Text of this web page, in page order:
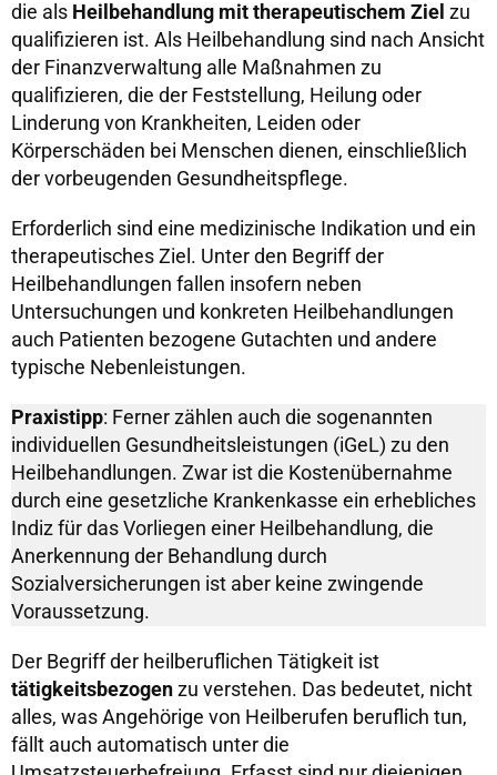
die als Heilbehandlung mit therapeutischem Ziel zu
qualifizieren ist. Als Heilbehandlung sind nach Ansicht
der Finanzverwaltung alle Maßnahmen zu
qualifizieren, die der Feststellung, Heilung oder
Linderung von Krankheiten, Leiden oder
Körperschäden bei Menschen dienen, einschließlich
der vorbeugenden Gesundheitspflege.
Erforderlich sind eine medizinische Indikation und ein
therapeutisches Ziel. Unter den Begriff der
Heilbehandlungen fallen insofern neben
Untersuchungen und konkreten Heilbehandlungen
auch Patienten bezogene Gutachten und andere
typische Nebenleistungen.
Praxistipp: Ferner zählen auch die sogenannten
individuellen Gesundheitsleistungen (iGeL) zu den
Heilbehandlungen. Zwar ist die Kostenübernahme
durch eine gesetzliche Krankenkasse ein erhebliches
Indiz für das Vorliegen einer Heilbehandlung, die
Anerkennung der Behandlung durch
Sozialversicherungen ist aber keine zwingende
Voraussetzung.
Der Begriff der heilberuflichen Tätigkeit ist
tätigkeitsbezogen zu verstehen. Das bedeutet, nicht
alles, was Angehörige von Heilberufen beruflich tun,
fällt auch automatisch unter die